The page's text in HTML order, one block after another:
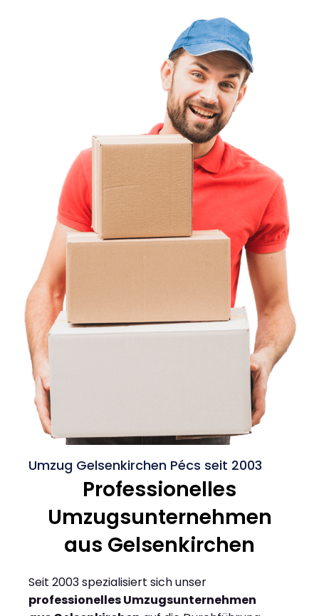
Umzug Gelsenkirchen Pécs seit 2003
Professionelles
Umzugsunternehmen
aus Gelsenkirchen
Seit 2003 spezialisiert sich unser
professionelles Umzugsunternehmen